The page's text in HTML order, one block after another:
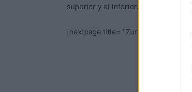
superior y el inferior.
[nextpage title= "Zurdos"]